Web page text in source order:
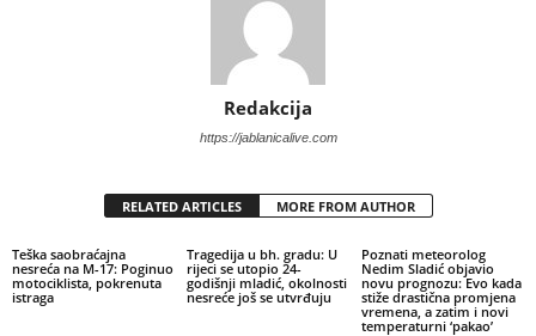
Redakcija
https://jablanicalive.com
RELATED ARTICLES MORE FROM AUTHOR
Teška saobraćajna
nesreća na M-17: Poginuo
motociklista, pokrenuta
istraga
Tragedija u bh. gradu: U
rijeci se utopio 24-
godišnji mladić, okolnosti
nesreće još se utvrđuju
Poznati meteorolog
Nedim Sladić objavio
novu prognozu: Evo kada
stiže drastična promjena
vremena, a zatim i novi
temperaturni ‘pakao’